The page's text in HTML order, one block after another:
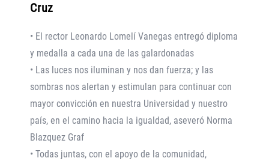
Cruz
• El rector Leonardo Lomelí Vanegas entregó diploma
y medalla a cada una de las galardonadas
• Las luces nos iluminan y nos dan fuerza; y las
sombras nos alertan y estimulan para continuar con
mayor convicción en nuestra Universidad y nuestro
país, en el camino hacia la igualdad, aseveró Norma
Blazquez Graf
• Todas juntas, con el apoyo de la comunidad,